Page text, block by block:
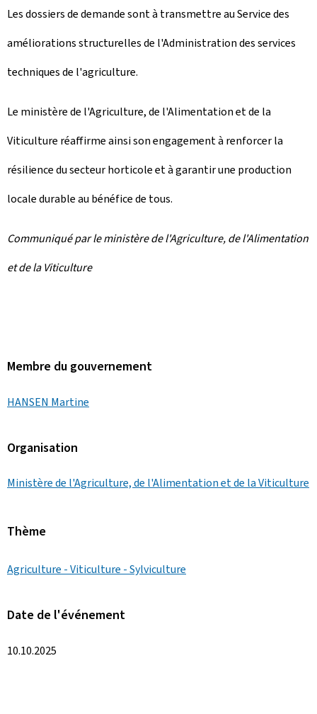
Les dossiers de demande sont à transmettre au Service des
améliorations structurelles de l'Administration des services
techniques de l'agriculture.
Le ministère de l'Agriculture, de l'Alimentation et de la
Viticulture réaffirme ainsi son engagement à renforcer la
résilience du secteur horticole et à garantir une production
locale durable au bénéfice de tous.
Communiqué par le ministère de l'Agriculture, de l'Alimentation
et de la Viticulture
Membre du gouvernement
HANSEN Martine
Organisation
Ministère de l'Agriculture, de l'Alimentation et de la Viticulture
Thème
Agriculture - Viticulture - Sylviculture
Date de l'événement
10.10.2025